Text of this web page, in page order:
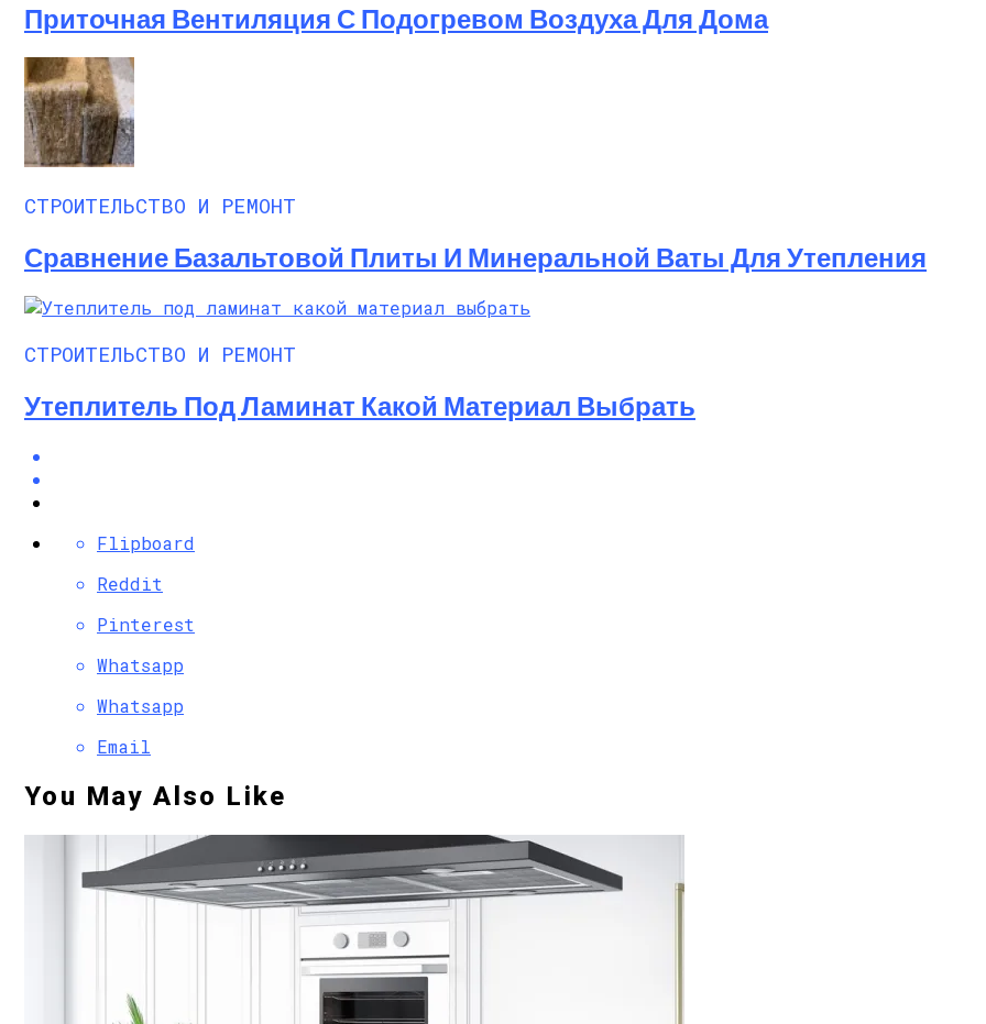
Приточная Вентиляция С Подогревом Воздуха Для Дома
СТРОИТЕЛЬСТВО И РЕМОНТ
Сравнение Базальтовой Плиты И Минеральной Ваты Для Утепления
СТРОИТЕЛЬСТВО И РЕМОНТ
Утеплитель Под Ламинат Какой Материал Выбрать
Flipboard
Reddit
Pinterest
Whatsapp
Whatsapp
Email
You May Also Like